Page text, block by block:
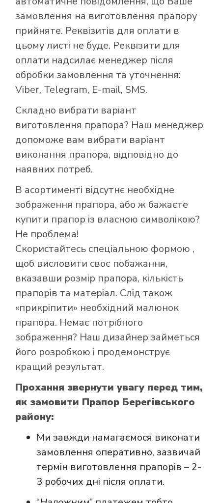
замовлення на виготовлення прапору
прийняте. Реквізитів для оплати в
цьому листі не буде. Реквізити для
оплати надсилає менеджер після
обробки замовлення та уточнення:
Viber, Telegram, E-mail, SMS.
Складно вибрати варіант
виготовлення прапора? Наш менеджер
допоможе вам вибрати варіант
виконання прапора, відповідно до
наявних потреб.
В асортименті відсутнє необхідне
зображення прапора, або ж бажаєте
купити прапор із власною символікою?
Не проблема!
Скористайтесь спеціальною формою ,
щоб висловити своє побажання,
вказавши розмір прапора, кількість
прапорів та матеріал. Слід також
«прикріпити» необхідний малюнок
прапора. Немає потрібного
зображення? Наш дизайнер займеться
його розробкою і продемонструє
кращий результат.
Прохання звернути увагу перед тим,
як замовити Прапор Берегівського
району:
Ми завжди намагаємося виконати
замовлення оперативно, зазвичай
термін виготовлення прапорів – 2-
3 робочих дні після оплати.
Як купити прапор
в інтернет-
магазині Лакор: